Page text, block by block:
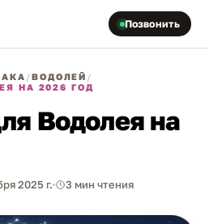
Позвонить
/ВОДОЛЕЙ /
НА 2026 ГОД
Водолея на
2025 г. 3 мин чтения